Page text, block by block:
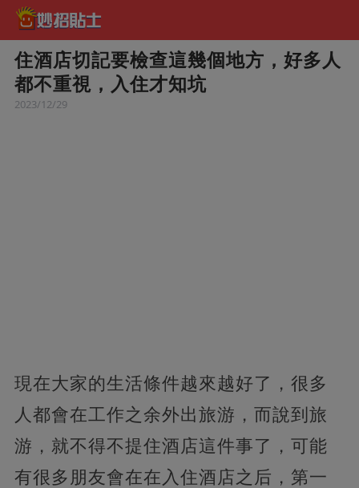
住酒店切記要檢查這幾個地方，好多人
都不重視，入住才知坑
2023/12/29
現在大家的生活條件越來越好了，很多
人都會在工作之余外出旅游，而說到旅
游，就不得不提住酒店這件事了，可能
有很多朋友會在在入住酒店之后，第一